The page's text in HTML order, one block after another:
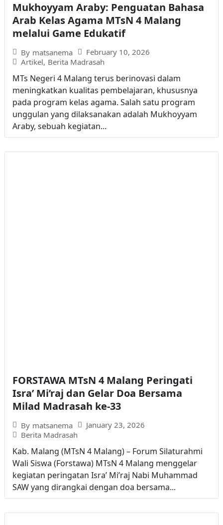
Mukhoyyam Araby: Penguatan Bahasa
Arab Kelas Agama MTsN 4 Malang
melalui Game Edukatif
By matsanema
February 10, 2026
Artikel, Berita Madrasah
MTs Negeri 4 Malang terus berinovasi dalam
meningkatkan kualitas pembelajaran, khususnya
pada program kelas agama. Salah satu program
unggulan yang dilaksanakan adalah Mukhoyyam
Araby, sebuah kegiatan...
FORSTAWA MTsN 4 Malang Peringati
Isra’ Mi’raj dan Gelar Doa Bersama
Milad Madrasah ke-33
By matsanema
January 23, 2026
Berita Madrasah
Kab. Malang (MTsN 4 Malang) – Forum Silaturahmi
Wali Siswa (Forstawa) MTsN 4 Malang menggelar
kegiatan peringatan Isra’ Mi’raj Nabi Muhammad
SAW yang dirangkai dengan doa bersama...